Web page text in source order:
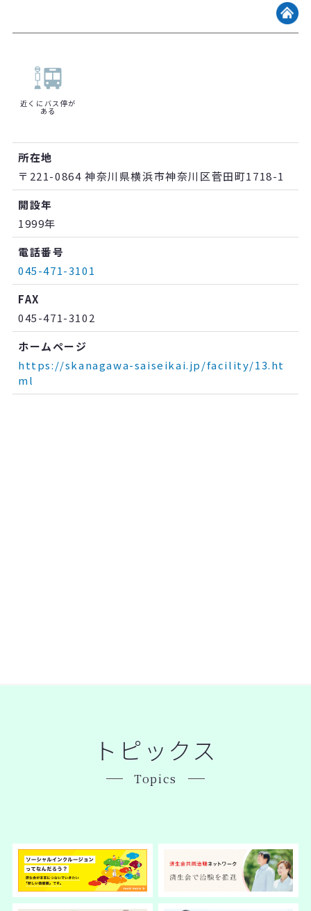
近くにバス停が
ある
所在地
〒221-0864 神奈川県横浜市神奈川区菅田町1718-1
開設年
1999年
電話番号
045-471-3101
FAX
045-471-3102
ホームページ
https://skanagawa-saiseikai.jp/facility/13.ht
ml
トピックス
Topics